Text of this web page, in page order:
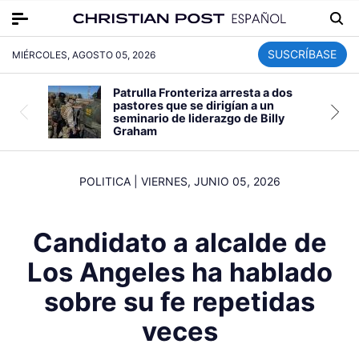
MIÉRCOLES, AGOSTO 05, 2026 SUSCRÍBASE
Patrulla Fronteriza arresta a dos
pastores que se dirigían a un
seminario de liderazgo de Billy
Graham
POLITICA| VIERNES, JUNIO 05, 2026
Candidato a alcalde de
Los Angeles ha hablado
sobre su fe repetidas
veces